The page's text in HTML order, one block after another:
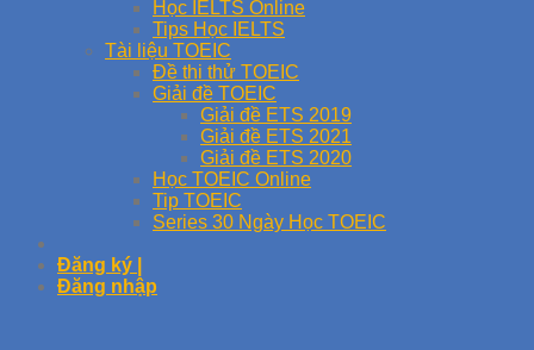
Học IELTS Online
Tips Học IELTS
Tài liệu TOEIC
Đề thi thử TOEIC
Giải đề TOEIC
Giải đề ETS 2019
Giải đề ETS 2021
Giải đề ETS 2020
Học TOEIC Online
Tip TOEIC
Series 30 Ngày Học TOEIC
Đăng ký |
Đăng nhập